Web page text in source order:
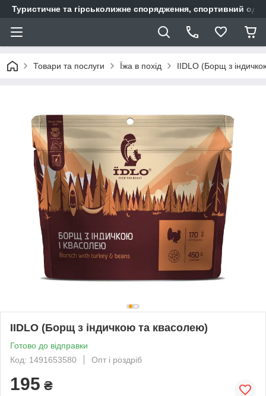
Туристичне та гірськолижне спорядження, спортивний
Товари та послуги Їжа в похід IIDLO (Борщ з
IIDLO (Борщ з індичкою та квасолею)
Готово до відправки
Код: 1491653580
Опт і роздріб
195 ₴